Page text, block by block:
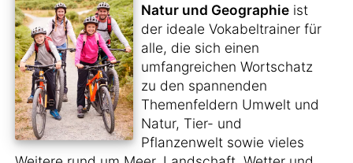
Natur und Geographie ist
der ideale Vokabeltrainer für
alle, die sich einen
umfangreichen Wortschatz
zu den spannenden
Themenfeldern Umwelt und
Natur, Tier- und
Pflanzenwelt sowie vieles